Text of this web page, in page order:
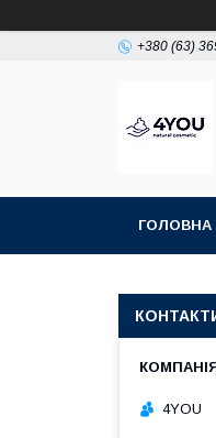
+380 (63)
ГОЛОВНА
4YOU